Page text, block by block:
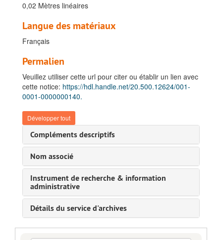
0,02 Mètres linéaires
Langue des matériaux
Français
Permalien
Veuillez utiliser cette url pour citer ou établir un lien avec
cette notice: https://hdl.handle.net/20.500.12624/001-
0001-0000000140.
Développer tout
Compléments descriptifs
Nom associé
Instrument de recherche & information
administrative
Détails du service d'archives